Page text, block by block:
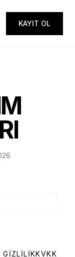
KAYIT OL
GIZLILIKKVKK